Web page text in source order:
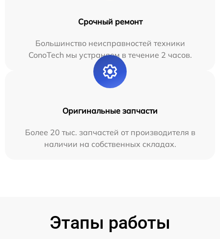
Срочный ремонт
Большинство неисправностей техники
ConoTech мы устраняем в течение 2 часов.
Оригинальные запчасти
Более 20 тыс. запчастей от производителя в
наличии на собственных складах.
Этапы работы